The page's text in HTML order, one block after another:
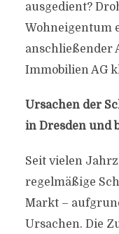
ausgedient?
Wohneigentum
anschließender
Immobilien AG
Ursachen der
in Dresden und
Seit vielen
regelmäßige
Markt –
Ursachen. Die